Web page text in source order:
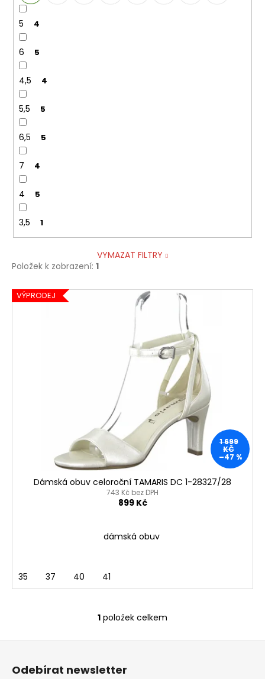
5 4
6 5
4,5 4
5,5 5
6,5 5
7 4
4 5
3,5 1
VYMAZAT FILTRY
Položek k zobrazení: 1
V
VÝPRODEJ
1 699
KČ
–47 %
Dámská obuv celoroční TAMARIS DC 1-28327/28
743 Kč bez DPH
899 Kč
dámská obuv
35 37 40 41
O
v
1 položek celkem
Z
Odebírat newsletter